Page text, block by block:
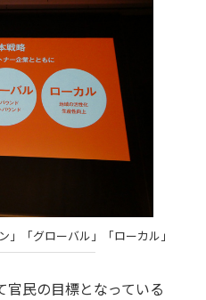
「グローバル」「ローカル」
民の目標となっている